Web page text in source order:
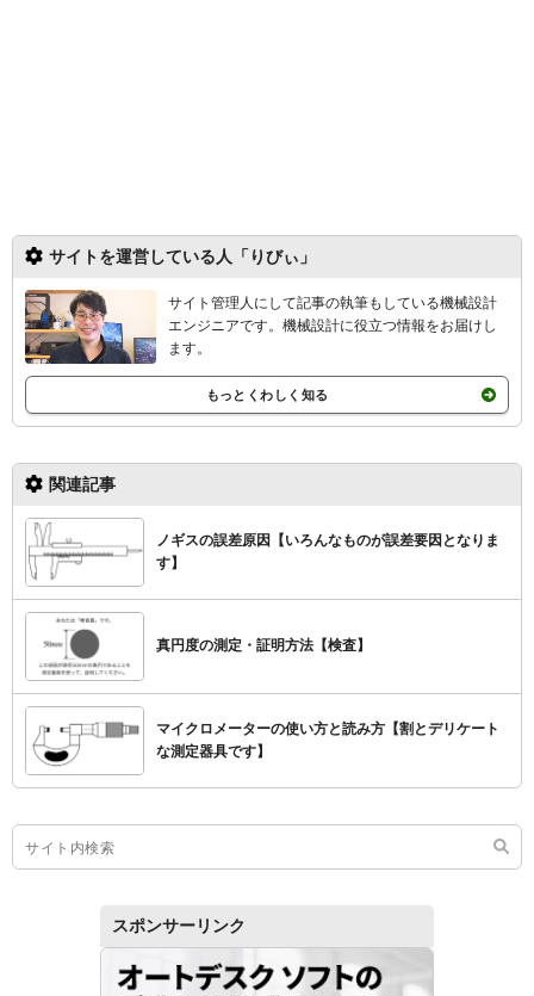
関連記事
ノギスの誤差原因【いろんなものが誤差要因となりま
す】
真円度の測定・証明方法【検査】
マイクロメーターの使い方と読み方【割とデリケート
な測定器具です】
サイトを運営している人「りびぃ」
サイト管理人にして記事の執筆もしている機械設計
エンジニアです。機械設計に役立つ情報をお届けし
ます。
もっとくわしく知る
スポンサーリンク